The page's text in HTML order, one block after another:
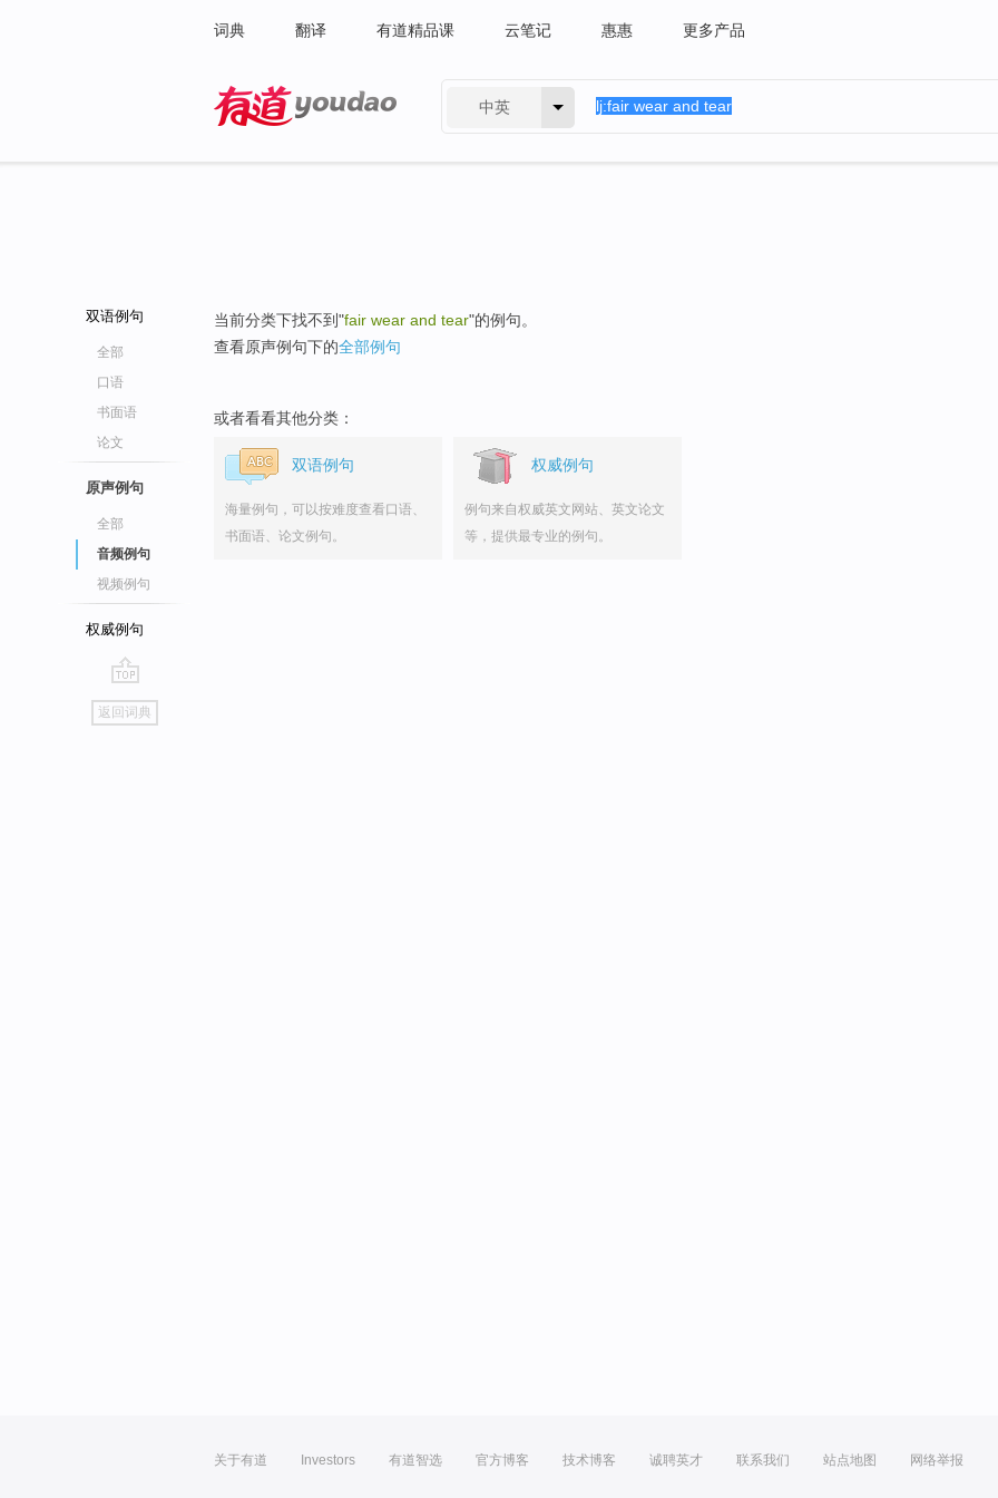
词典 翻译 有道精品课 云笔记 惠惠 更多产品
中英
双语例句
全部
口语
书面语
论文
原声例句
全部
音频例句
视频例句
权威例句
go
top
返回词典
当前分类下找不到"fair wear and tear"的例句。
查看原声例句下的全部例句
或者看看其他分类：
双语例句
海量例句，可以按难度查看口语、
书面语、论文例句。
权威例句
例句来自权威英文网站、英文论文
等，提供最专业的例句。
关于有道 Investors 有道智选 官方博客 技术博客 诚聘英才 联系我们 站点地图 网络举报